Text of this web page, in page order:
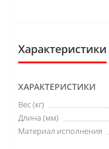
Характеристики
ХАРАКТЕРИСТИКИ
Вес (кг)
Длина (мм)
Материал исполнения